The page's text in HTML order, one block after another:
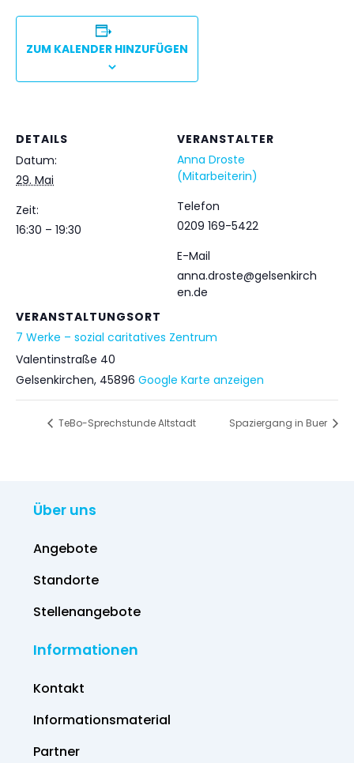
ZUM KALENDER HINZUFÜGEN
DETAILS
Datum:
29. Mai
Zeit:
16:30 – 19:30
VERANSTALTUNGSORT
7 Werke – sozial caritatives Zentrum
Valentinstraße 40
Gelsenkirchen, 45896 Google Karte anzeigen
VERANSTALTER
Anna Droste
(Mitarbeiterin)
Telefon
0209 169-5422
E-Mail
anna.droste@gelsenkirch
en.de
TeBo-Sprechstunde Altstadt Spaziergang in Buer
Über uns
Angebote
Standorte
Stellenangebote
Informationen
Kontakt
Informations­material
Partner